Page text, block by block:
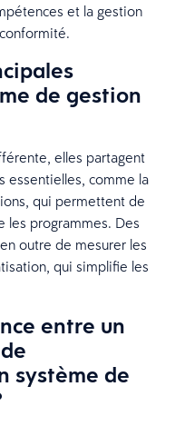
et la gestion
de gestion
elles partagent
essentielles, comme la
qui permettent de
les programmes. Des
outre de mesurer les
qui simplifie les
entre un
système de